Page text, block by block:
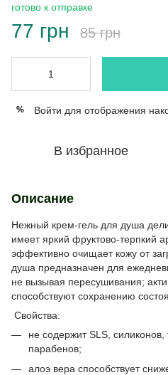
готово к отправке
77 грн 85 грн
% Войти для отображения
В избранное
Описание
Нежный крем-гель для душа
имеет яркий фруктово-терпкий
эффективно очищает кожу от
душа предназначен для
не вызывая пересушивания;
способствуют сохранению
Свойства:
не содержит SLS,
парабенов;
алоэ вера способствует